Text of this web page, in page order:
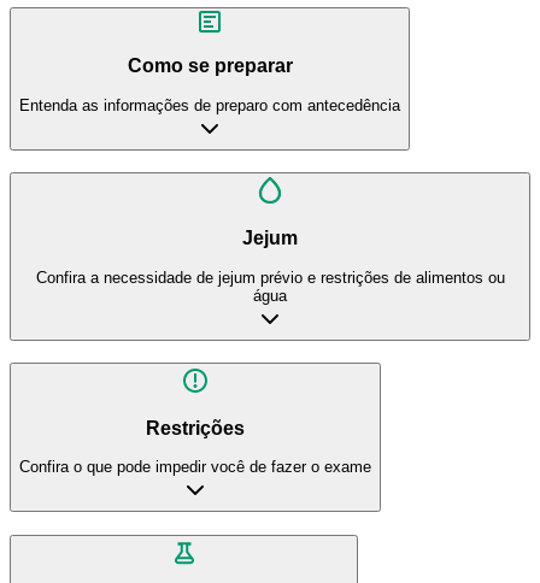
Como se preparar
Entenda as informações de preparo com antecedência
Jejum
Confira a necessidade de jejum prévio e restrições de alimentos ou
água
Restrições
Confira o que pode impedir você de fazer o exame